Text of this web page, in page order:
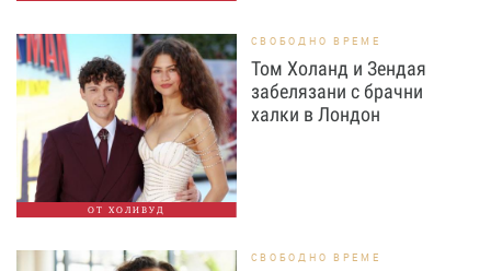
ОТ ХОЛИВУД
СВОБОДНО ВРЕМЕ
Том Холанд и Зендая
забелязани с брачни
халки в Лондон
СВОБОДНО ВРЕМЕ